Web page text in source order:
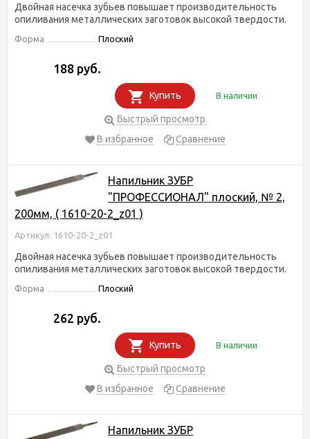
Двойная насечка зубьев повышает производительность
опиливания металлических заготовок высокой твердости.
Форма Плоский
188 руб.
Купить В наличии
Быстрый просмотр
В избранное
Сравнение
Напильник ЗУБР
"ПРОФЕССИОНАЛ" плоский, № 2,
200мм, ( 1610-20-2_z01 )
Артикул: 1610-20-2_z01
Двойная насечка зубьев повышает производительность
опиливания металлических заготовок высокой твердости.
Форма Плоский
262 руб.
Купить В наличии
Быстрый просмотр
В избранное
Сравнение
Напильник ЗУБР